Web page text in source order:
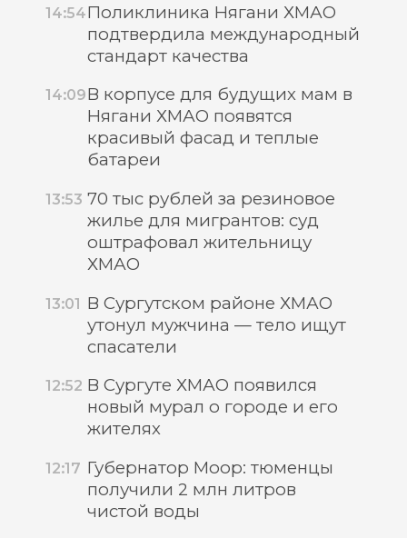
14:54Поликлиника Нягани ХМАО
подтвердила международный
стандарт качества
14:09В корпусе для будущих мам в
Нягани ХМАО появятся
красивый фасад и теплые
батареи
13:53 70 тыс рублей за резиновое
жилье для мигрантов: суд
оштрафовал жительницу
ХМАО
13:01 В Сургутском районе ХМАО
утонул мужчина — тело ищут
спасатели
12:52 В Сургуте ХМАО появился
новый мурал о городе и его
жителях
12:17 Губернатор Моор: тюменцы
получили 2 млн литров
чистой воды